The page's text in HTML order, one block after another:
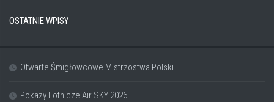
OSTATNIE WPISY
Otwarte Śmigłowcowe Mistrzostwa Polski
Pokazy Lotnicze Air SKY 2026